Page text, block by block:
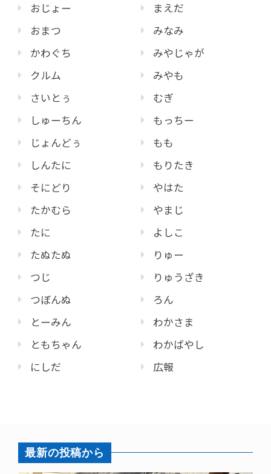
おじょー
おまつ
かわぐち
クルム
さいとぅ
しゅーちん
じょんどぅ
しんたに
そにどり
たかむら
たに
たぬたぬ
つじ
つぼんぬ
とーみん
ともちゃん
にしだ
まえだ
みなみ
みやじゃが
みやも
むぎ
もっちー
もも
もりたき
やはた
やまじ
よしこ
りゅー
りゅうざき
ろん
わかさま
わかばやし
広報
最新の投稿から